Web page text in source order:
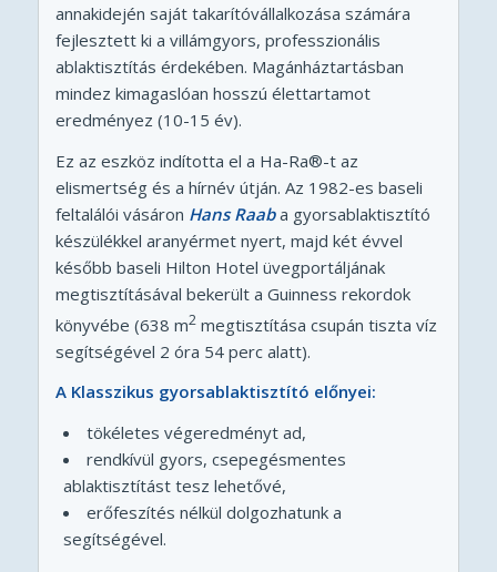
annakidején saját takarítóvállalkozása számára
fejlesztett ki a villámgyors, professzionális
ablaktisztítás érdekében. Magánháztartásban
mindez kimagaslóan hosszú élettartamot
eredményez (10-15 év).
Ez az eszköz indította el a Ha-Ra®-t az
elismertség és a hírnév útján. Az 1982-es baseli
feltalálói vásáron Hans Raaba gyorsablaktisztító
készülékkel aranyérmet nyert, majd két évvel
később baseli Hilton Hotel üvegportáljának
megtisztításával bekerült a Guinness rekordok
könyvébe (638 m2megtisztítása csupán tiszta víz
segítségével 2 óra 54 perc alatt).
A Klasszikus gyorsablaktisztító előnyei:
tökéletes végeredményt ad,
rendkívül gyors, csepegésmentes
ablaktisztítást tesz lehetővé,
erőfeszítés nélkül dolgozhatunk a
segítségével.